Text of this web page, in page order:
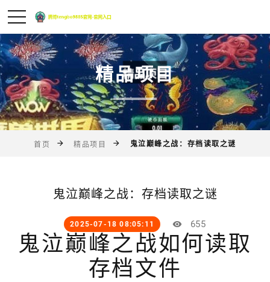
精品项目
首页 精品项目 鬼泣巅峰之战：存档读取之谜
鬼泣巅峰之战：存档读取之谜
2025-07-18 08:05:11 655
鬼泣巅峰之战如何读取
存档文件